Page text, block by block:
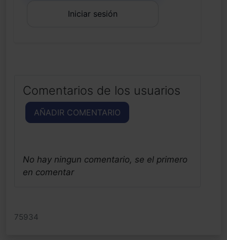
Iniciar sesión
Comentarios de los usuarios
AÑADIR COMENTARIO
No hay ningun comentario, se el primero
en comentar
75934